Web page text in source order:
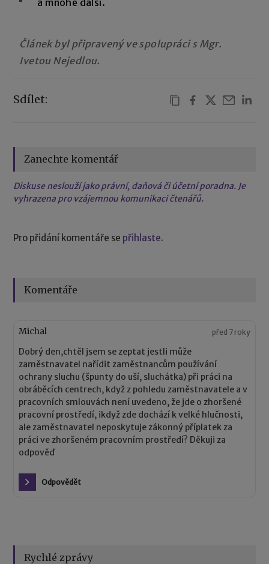
Článek byl připravený ve spolupráci s Mgr.
Ivetou Nejedlou.
Sdílet:
Zanechte komentář
Diskuse neslouží jako právní, daňová či účetní poradna. Je
vyhrazena pro vzájemnou komunikaci čtenářů.
Pro přidání komentáře se přihlaste.
Komentáře
Michal před 7 roky
Dobrý den,chtěl jsem se zeptat jestli může
zaměstnavatel nařídit zaměstnancům používání
ochrany sluchu (špunty do uší, sluchátka) při práci na
obráběcích centrech, když z pohledu zaměstnavatele a v
pracovních smlouvách není uvedeno, že jde o zhoršené
pracovní prostředí, ikdyž zde dochází k velké hlučnosti,
ale zaměstnavatel neposkytuje zákonný příplatek za
práci ve zhoršeném pracovním prostředí? Děkuji za
odpověď
Odpovědět
Rychlé zprávy